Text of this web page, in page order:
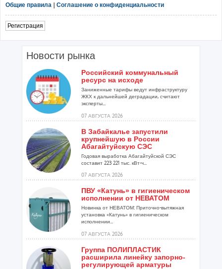
Общие правила | Соглашение о конфиденциальности
Регистрация
Новости рынка
Российский коммунальный
ресурс на исходе
Заниженные тарифы ведут инфраструктуру
ЖКХ к дальнейшей деградации, считают
эксперты...
07 АВГУСТА 2026
В Забайкалье запустили
крупнейшую в России
Абагайтуйскую СЭС
Годовая выработка Абагайтуйской СЭС
составит 223 221 тыс. кВт-ч...
07 АВГУСТА 2026
ПВУ «Катунь» в гигиеническом
исполнении от НЕВАТОМ
Новинка от НЕВАТОМ: Приточно-вытяжная
установка «Катунь» в гигиеническом
исполнении...
07 АВГУСТА 2026
Группа ПОЛИПЛАСТИК
расширила линейку запорно-
регулирующей арматуры